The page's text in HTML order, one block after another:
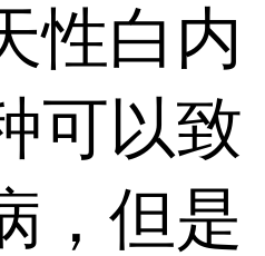
白内
可以致
，但是